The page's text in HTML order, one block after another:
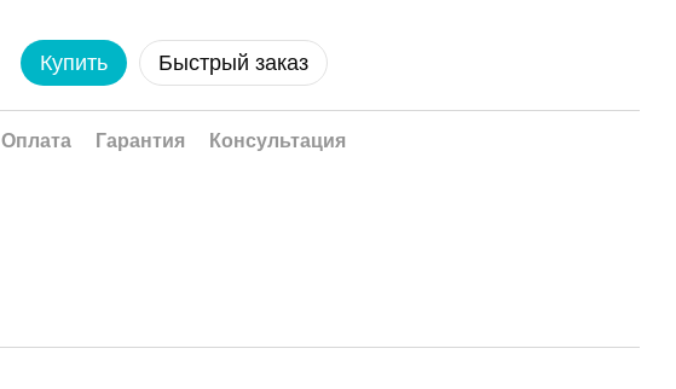
Купить Быстрый заказ
Оплата Гарантия Консультация